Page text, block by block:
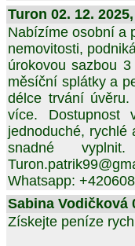
Turon 02. 12.
Nabízíme osobní a
nemovitosti,
úrokovou sazbou
měsíční splátky a
délce trvání
více. Dostupnost
jednoduché, rychlé
snadné
Whatsapp:
Sabina Vodičková
Získejte peníze